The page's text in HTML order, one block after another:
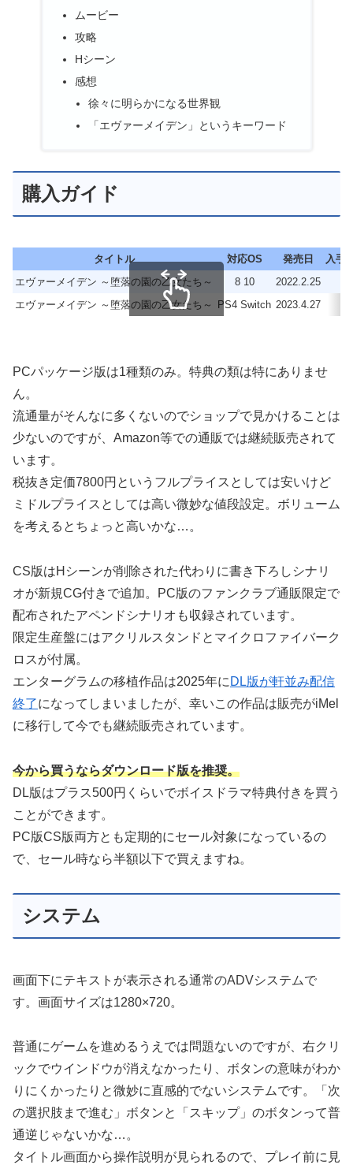
ムービー
攻略
Hシーン
感想
徐々に明らかになる世界観
「エヴァーメイデン」というキーワード
購入ガイド
タイトル 対応OS 発売日
入手
エヴァーメイデン ～堕落の園の乙女たち～
8 10 2022.2.25
エヴァーメイデン ～堕落の園の乙女たち～
PS4 Switch 2023.4.27
PCパッケージ版は1種類のみ。特典の類は特にありませ
ん。
流通量がそんなに多くないのでショップで見かけることは
少ないのですが、Amazon等での通販では継続販売されて
います。
税抜き定価7800円というフルプライスとしては安いけど
ミドルプライスとしては高い微妙な値段設定。ボリューム
を考えるとちょっと高いかな…。
CS版はHシーンが削除された代わりに書き下ろしシナリ
オが新規CG付きで追加。PC版のファンクラブ通販限定で
配布されたアペンドシナリオも収録されています。
限定生産盤にはアクリルスタンドとマイクロファイバーク
ロスが付属。
エンターグラムの移植作品は2025年に DL版が軒並み配信
終了になってしまいましたが、幸いこの作品は販売がiMel
に移行して今でも継続販売されています。
今から買うならダウンロード版を推奨。
DL版はプラス500円くらいでボイスドラマ特典付きを買う
ことができます。
PC版CS版両方とも定期的にセール対象になっているの
で、セール時なら半額以下で買えますね。
システム
画面下にテキストが表示される通常のADVシステムで
す。画面サイズは1280×720。
普通にゲームを進めるうえでは問題ないのですが、右クリ
ックでウインドウが消えなかったり、ボタンの意味がわか
りにくかったりと微妙に直感的でないシステムです。「次
の選択肢まで進む」ボタンと「スキップ」のボタンって普
通逆じゃないかな…。
タイトル画面から操作説明が見られるので、プレイ前に見